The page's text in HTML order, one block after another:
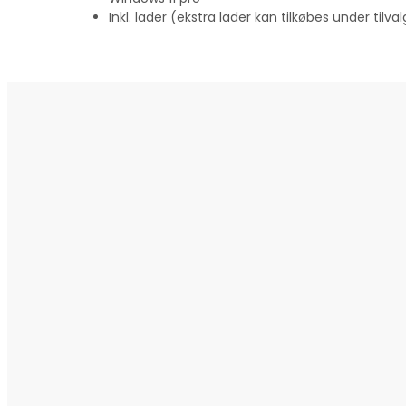
Inkl. lader (ekstra lader kan tilkøbes under